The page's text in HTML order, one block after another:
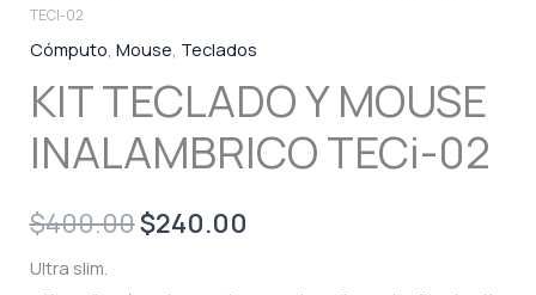
TECI-02
Cómputo, Mouse, Teclados
KIT TECLADO Y MOUSE
INALAMBRICO TECi-02
$400.00Original
$240.00
Ultra slim.